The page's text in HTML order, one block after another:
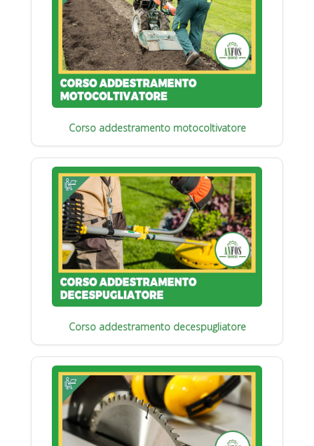
Corso addestramento motocoltivatore
Corso addestramento decespugliatore